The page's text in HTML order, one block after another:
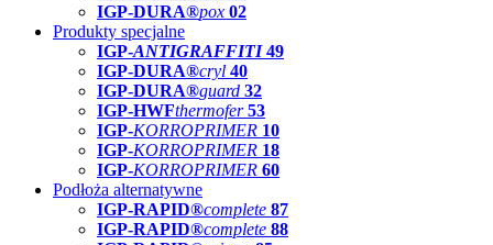
IGP-DURA®pox 02
Produkty specjalne
IGP-ANTIGRAFFITI49
IGP-DURA®cryl 40
IGP-DURA®guard 32
IGP-HWFthermofer 53
IGP-KORROPRIMER 10
IGP-KORROPRIMER 18
IGP-KORROPRIMER 60
Podłoża alternatywne
IGP-RAPID®complete 87
IGP-RAPID®complete 88